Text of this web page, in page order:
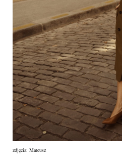
zdjęcia: Mateusz